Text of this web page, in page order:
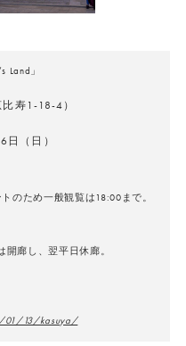
Land」
寿1-18-4）
（日）
のため一般観覧は18:00まで。
廊し、翌平日休廊。
01/13/kasuya/